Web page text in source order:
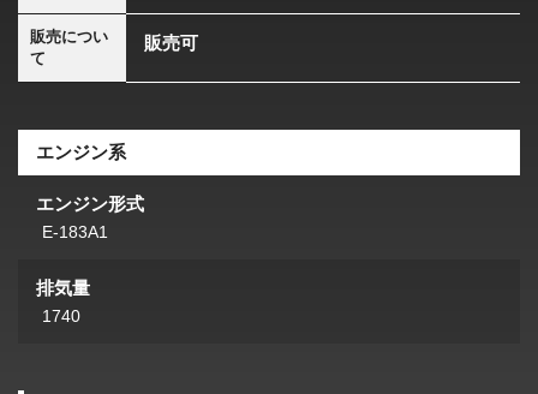
販売につい
て
販売可
エンジン系
エンジン形式
E-183A1
排気量
1740